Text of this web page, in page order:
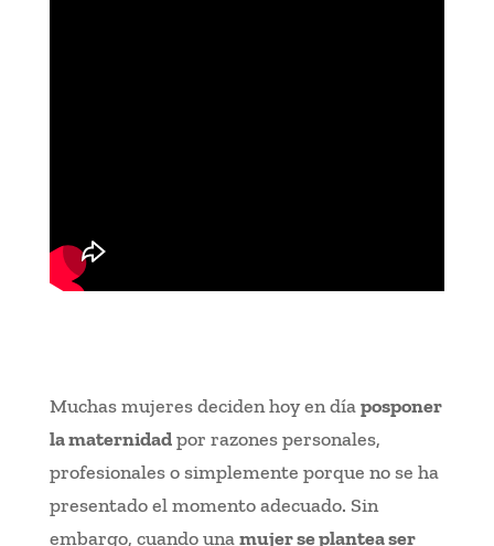
Muchas mujeres deciden hoy en díaposponer
la maternidadpor razones personales,
profesionales o simplemente porque no se ha
presentado el momento adecuado. Sin
embargo, cuando unamujer se plantea ser